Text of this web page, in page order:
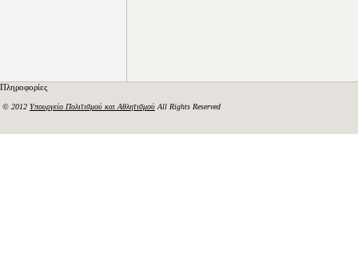
Πληροφορίες
© 2012 Υπουργείο Πολιτισμού και Αθλητισμού All Rights Reserved